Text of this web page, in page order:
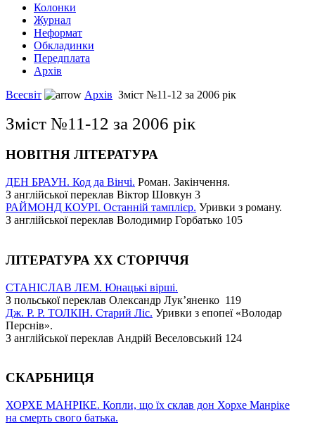
Колонки
Журнал
Неформат
Обкладинки
Передплата
Архів
Всесвіт
Архів Зміст №11-12 за 2006 рік
Зміст №11-12 за 2006 рік
НОВІТНЯ ЛІТЕРАТУРА
ДЕН БРАУН. Код да Вінчі. Роман. Закінчення.
З англійської переклав Віктор Шовкун 3
РАЙМОНД КОУРІ. Останній тамплієр. Уривки з роману.
З англійської переклав Володимир Горбатько 105
ЛІТЕРАТУРА ХХ СТОРІЧЧЯ
СТАНІСЛАВ ЛЕМ. Юнацькі вірші.
З польської переклав Олександр Лук’яненко 119
Дж. Р. Р. ТОЛКІН. Старий Ліс. Уривки з епопеї «Володар
Перснів».
З англійської переклав Андрій Веселовський 124
СКАРБНИЦЯ
ХОРХЕ МАНРІКЕ. Копли, що їх склав дон Хорхе Манріке
на смерть свого батька.